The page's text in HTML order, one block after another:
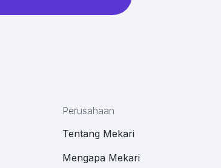
Perusahaan
Tentang Mekari
Mengapa Mekari